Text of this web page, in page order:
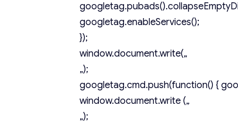
googletag.enableServices();
});
window.document.write(„
„);
googletag.cmd.push(function() {
window.document.write („
„);